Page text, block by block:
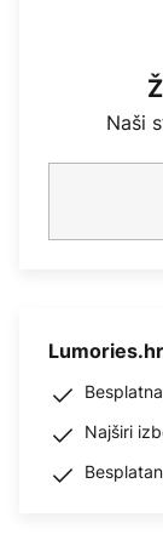
Naši
Lumories.hr
Najširi